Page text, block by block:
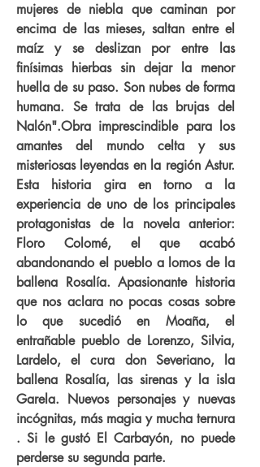
mujeres de niebla que caminan por
encima de las mieses, saltan entre el
maíz y se deslizan por entre las
finísimas hierbas sin dejar la menor
huella de su paso. Son nubes de forma
humana. Se trata de las brujas del
Nalón".Obra imprescindible para los
amantes del mundo celta y sus
misteriosas leyendas en la región Astur.
Esta historia gira en torno a la
experiencia de uno de los principales
protagonistas de la novela anterior:
Floro Colomé, el que acabó
abandonando el pueblo a lomos de la
ballena Rosalía. Apasionante historia
que nos aclara no pocas cosas sobre
lo que sucedió en Moaña, el
entrañable pueblo de Lorenzo, Silvia,
Lardelo, el cura don Severiano, la
ballena Rosalía, las sirenas y la isla
Garela. Nuevos personajes y nuevas
incógnitas, más magia y mucha ternura
. Si le gustó El Carbayón, no puede
perderse su segunda parte.